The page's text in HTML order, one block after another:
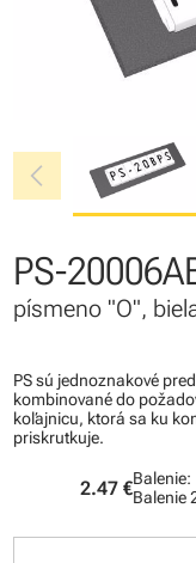
chevron_left
PS-
písmeno "O",
PS sú jednoznakové
kombinované do
koľajnicu, ktorá sa ku
priskrutkuje.
2.47 €Balenie:
Balenie